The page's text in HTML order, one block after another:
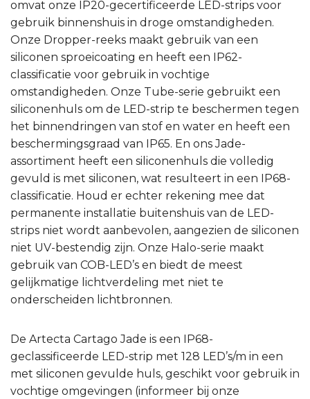
omvat onze IP20-gecertificeerde LED-strips voor
gebruik binnenshuis in droge omstandigheden.
Onze Dropper-reeks maakt gebruik van een
siliconen sproeicoating en heeft een IP62-
classificatie voor gebruik in vochtige
omstandigheden. Onze Tube-serie gebruikt een
siliconenhuls om de LED-strip te beschermen tegen
het binnendringen van stof en water en heeft een
beschermingsgraad van IP65. En ons Jade-
assortiment heeft een siliconenhuls die volledig
gevuld is met siliconen, wat resulteert in een IP68-
classificatie. Houd er echter rekening mee dat
permanente installatie buitenshuis van de LED-
strips niet wordt aanbevolen, aangezien de siliconen
niet UV-bestendig zijn. Onze Halo-serie maakt
gebruik van COB-LED’s en biedt de meest
gelijkmatige lichtverdeling met niet te
onderscheiden lichtbronnen.
De Artecta Cartago Jade is een IP68-
geclassificeerde LED-strip met 128 LED’s/m in een
met siliconen gevulde huls, geschikt voor gebruik in
vochtige omgevingen (informeer bij onze